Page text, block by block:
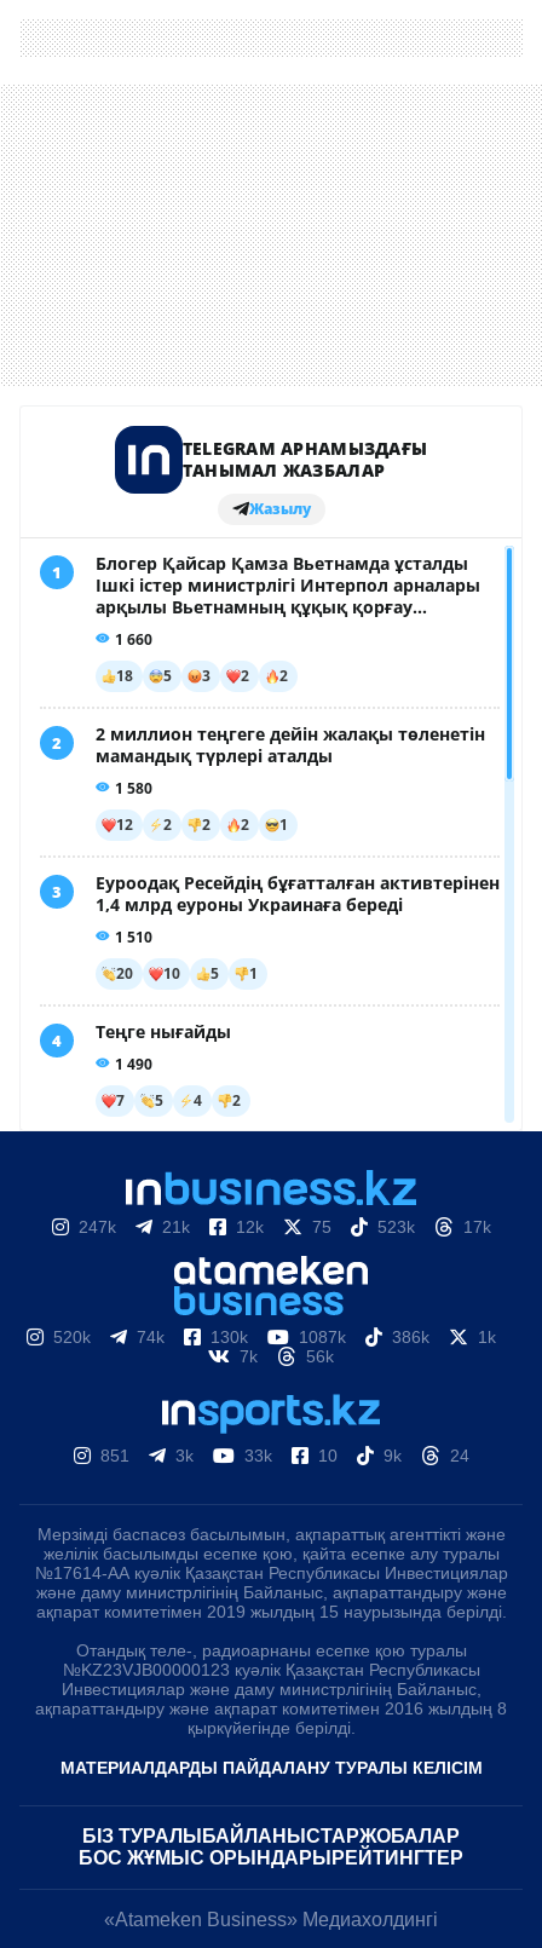
247k 21k 12k 75 523k 17k
520k 74k 130k 1087k 386k
1k
7k
56k
851 3k 33k 10 9k 24
Мерзімді баспасөз басылымын, ақпараттық агенттікті және
желілік басылымды есепке қою, қайта есепке алу туралы
№17614-АА куәлік Қазақстан Республикасы Инвестициялар
және даму министрлігінің Байланыс, ақпараттандыру және
ақпарат комитетімен 2019 жылдың 15 наурызында берілді.
Отандық теле-, радиоарнаны есепке қою туралы
№KZ23VJB00000123 куәлік Қазақстан Республикасы
Инвестициялар және даму министрлігінің Байланыс,
ақпараттандыру және ақпарат комитетімен 2016 жылдың 8
қыркүйегінде берілді.
МАТЕРИАЛДАРДЫ ПАЙДАЛАНУ ТУРАЛЫ КЕЛІСІМ
БІЗ ТУРАЛЫ БАЙЛАНЫСТАРЖОБАЛАР
БОС ЖҰМЫС ОРЫНДАРЫ РЕЙТИНГТЕР
«Atameken Business» Медиахолдингі